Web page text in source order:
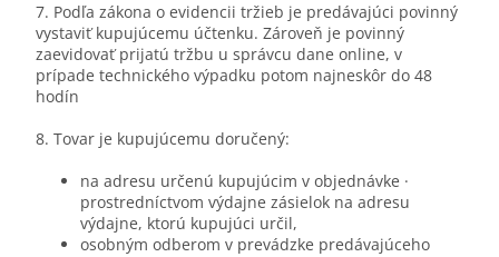
7. Podľa zákona o evidencii tržieb je predávajúci povinný
vystaviť kupujúcemu účtenku. Zároveň je povinný
zaevidovať prijatú tržbu u správcu dane online, v
prípade technického výpadku potom najneskôr do 48
hodín
8. Tovar je kupujúcemu doručený:
na adresu určenú kupujúcim v objednávke ·
prostredníctvom výdajne zásielok na adresu
výdajne, ktorú kupujúci určil,
osobným odberom v prevádzke predávajúceho